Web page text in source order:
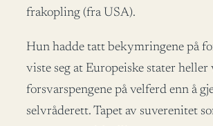
frakopling (fra USA).
Hun hadde tatt bekymringene på
viste seg at Europeiske stater
forsvarspengene på velferd enn å
selvråderett. Tapet av suverenitet